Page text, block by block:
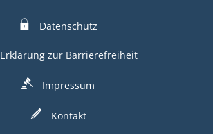
Datenschutz
Erklärung zur Barrierefreiheit
Impressum
Kontakt